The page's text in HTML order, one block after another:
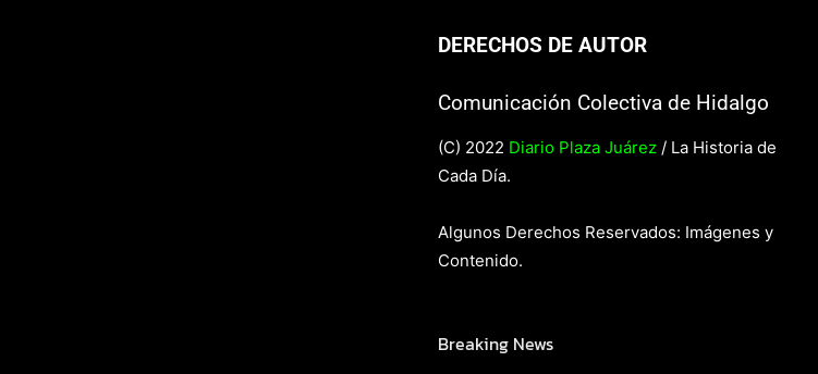
DERECHOS DE AUTOR
Comunicación Colectiva de Hidalgo
(C) 2022 Diario Plaza Juárez / La Historia de
Cada Día.
Algunos Derechos Reservados: Imágenes y
Contenido.
Breaking News